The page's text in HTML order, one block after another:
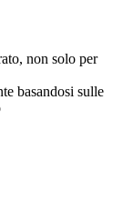
non solo per
basandosi sulle